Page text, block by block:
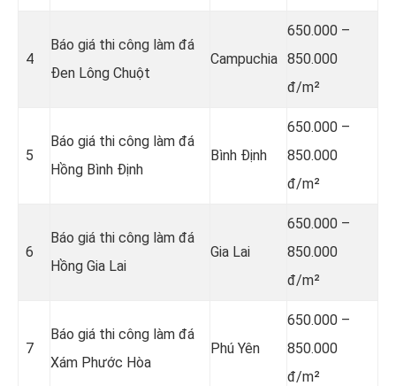
4
Báo giá thi công làm đá
Đen Lông Chuột
Campuchia
650.000 –
850.000
đ/m²
5
Báo giá thi công làm đá
Hồng Bình Định
Bình Định
650.000 –
850.000
đ/m²
6
Báo giá thi công làm đá
Hồng Gia Lai
Gia Lai
650.000 –
850.000
đ/m²
7
Báo giá thi công làm đá
Xám Phước Hòa
Phú Yên
650.000 –
850.000
đ/m²